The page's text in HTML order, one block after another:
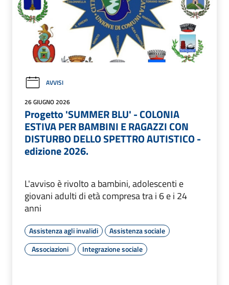
AVVISI
26 GIUGNO 2026
Progetto 'SUMMER BLU' - COLONIA
ESTIVA PER BAMBINI E RAGAZZI CON
DISTURBO DELLO SPETTRO AUTISTICO -
edizione 2026.
L'avviso è rivolto a bambini, adolescenti e
giovani adulti di età compresa tra i 6 e i 24
anni
Assistenza agli invalidi
Assistenza sociale
Associazioni
Integrazione sociale